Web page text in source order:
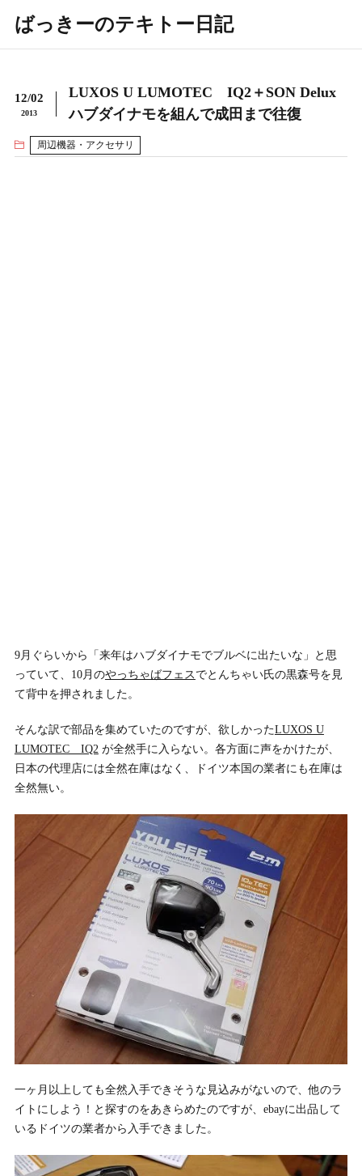
ばっきーのテキトー日記
12/02
2013
LUXOS U LUMOTEC IQ2＋SON Delux
ハブダイナモを組んで成田まで往復
周辺機器・アクセサリ
9月ぐらいから「来年はハブダイナモでブルベに出たいな」と思
っていて、10月のやっちゃばフェス でとんちゃい氏の黒森号を見
て背中を押されました。
そんな訳で部品を集めていたのですが、欲しかったLUXOS U
LUMOTEC IQ2が全然手に入らない。各方面に声をかけたが、
日本の代理店には全然在庫はなく、ドイツ本国の業者にも在庫は
全然無い。
一ヶ月以上しても全然入手できそうな見込みがないので、他のラ
イトにしよう！と探すのをあきらめたのですが、ebayに出品して
いるドイツの業者から入手できました。